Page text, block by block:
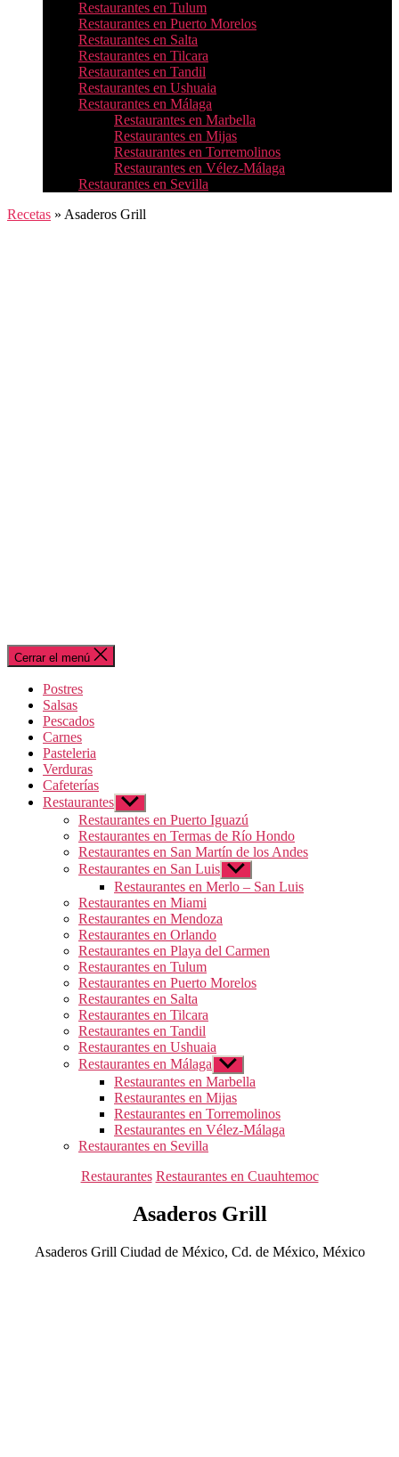
Restaurantes en Tulum
Restaurantes en Puerto Morelos
Restaurantes en Salta
Restaurantes en Tilcara
Restaurantes en Tandil
Restaurantes en Ushuaia
Restaurantes en Málaga
Restaurantes en Marbella
Restaurantes en Mijas
Restaurantes en Torremolinos
Restaurantes en Vélez-Málaga
Restaurantes en Sevilla
Recetas » Asaderos Grill
Cerrar el menú
Postres
Salsas
Pescados
Carnes
Pasteleria
Verduras
Cafeterías
Restaurantes Mostrar
el
submenú
Restaurantes en Puerto Iguazú
Restaurantes en Termas de Río Hondo
Restaurantes en San Martín de los Andes
Restaurantes en San Luis Mostrar
el
submenú
Restaurantes en Merlo – San Luis
Restaurantes en Miami
Restaurantes en Mendoza
Restaurantes en Orlando
Restaurantes en Playa del Carmen
Restaurantes en Tulum
Restaurantes en Puerto Morelos
Restaurantes en Salta
Restaurantes en Tilcara
Restaurantes en Tandil
Restaurantes en Ushuaia
Restaurantes en Málaga Mostrar
el
submenú
Restaurantes en Marbella
Restaurantes en Mijas
Restaurantes en Torremolinos
Restaurantes en Vélez-Málaga
Restaurantes en Sevilla
Categorías
Restaurantes Restaurantes en Cuauhtemoc
Asaderos Grill
Asaderos Grill Ciudad de México, Cd. de México, México